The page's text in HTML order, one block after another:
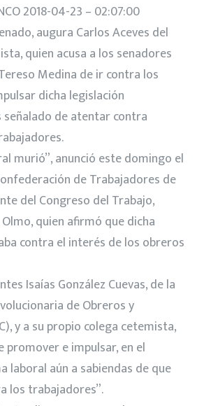
2018-04-23 – 02:07:00
augura Carlos Aceves del
quien acusa a los senadores
Medina de ir contra los
dicha legislación
señalado de atentar contra
murió”, anunció este domingo el
de Trabajadores de
del Congreso del Trabajo,
quien afirmó que dicha
contra el interés de los obreros
Isaías González Cuevas, de la
de Obreros y
y a su propio colega cetemista,
promover e impulsar, en el
laboral aún a sabiendas de que
los trabajadores”.